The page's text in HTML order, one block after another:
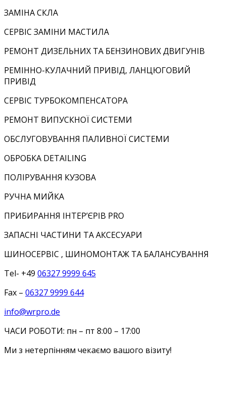
ЗАМІНА СКЛА
СЕРВІС ЗАМІНИ МАСТИЛА
РЕМОНТ ДИЗЕЛЬНИХ ТА БЕНЗИНОВИХ ДВИГУНІВ
РЕМІННО-КУЛАЧНИЙ ПРИВІД, ЛАНЦЮГОВИЙ
ПРИВІД
СЕРВІС ТУРБОКОМПЕНСАТОРА
РЕМОНТ ВИПУСКНОЇ СИСТЕМИ
ОБСЛУГОВУВАННЯ ПАЛИВНОЇ СИСТЕМИ
ОБРОБКА DETAILING
ПОЛІРУВАННЯ КУЗОВА
РУЧНА МИЙКА
ПРИБИРАННЯ ІНТЕР’ЄРІВ PRO
ЗАПАСНІ ЧАСТИНИ ТА АКСЕСУАРИ
ШИНОСЕРВІС , ШИНОМОНТАЖ ТА БАЛАНСУВАННЯ
Tel- +49 06327 9999 645
Fax – 06327 9999 644
info@wrpro.de
ЧАСИ РОБОТИ: пн – пт 8:00 – 17:00
Ми з нетерпінням чекаємо вашого візиту!